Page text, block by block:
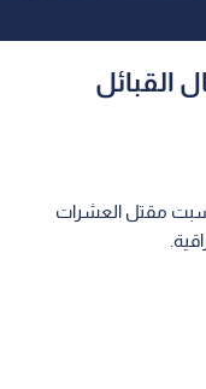
القبائل
مقتل العشرات